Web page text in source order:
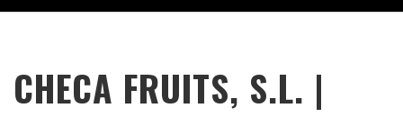
CHECA FRUITS, S.L. |